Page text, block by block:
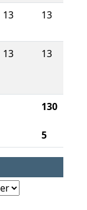
13 13
13 13
130
5